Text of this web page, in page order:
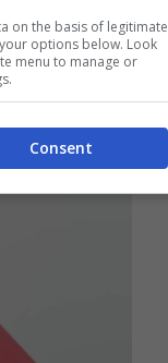
specifico ci
on the basis of legitimate
options below. Look
menu to manage or
Consent